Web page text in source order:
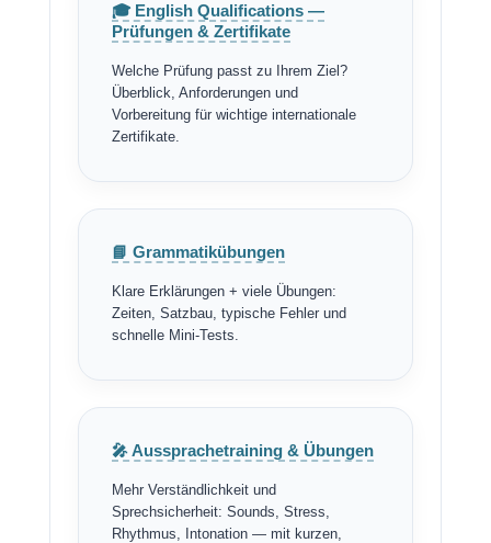
🎓 English Qualifications —
Prüfungen & Zertifikate
Welche Prüfung passt zu Ihrem Ziel?
Überblick, Anforderungen und
Vorbereitung für wichtige internationale
Zertifikate.
📘 Grammatikübungen
Klare Erklärungen + viele Übungen:
Zeiten, Satzbau, typische Fehler und
schnelle Mini-Tests.
🎤 Aussprachetraining & Übungen
Mehr Verständlichkeit und
Sprechsicherheit: Sounds, Stress,
Rhythmus, Intonation — mit kurzen,